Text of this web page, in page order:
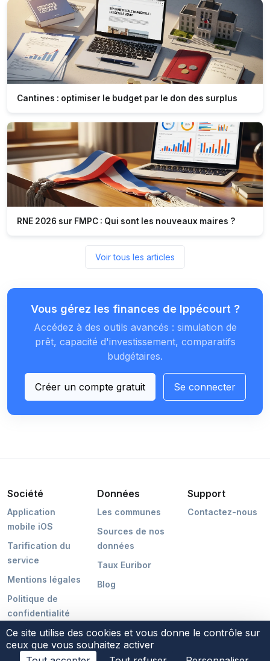
Cantines : optimiser le budget par le don des surplus
RNE 2026 sur FMPC : Qui sont les nouveaux maires ?
Voir tous les articles
Vous gérez les finances de Ippécourt ?
Accédez à des outils avancés : simulation de
prêt, capacité d'investissement, comparatifs
budgétaires.
Créer un compte gratuit Se connecter
Société
Application
mobile iOS
Tarification du
service
Mentions légales
Politique de
confidentialité
Données
Les communes
Sources de nos
données
Taux Euribor
Blog
Support
Contactez-nous
Ce site utilise des cookies et vous donne le contrôle sur
ceux que vous souhaitez activer